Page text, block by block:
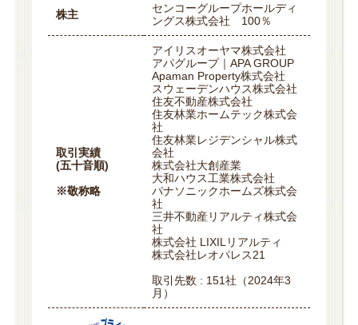
株主
センコーグループホールディ
ングス株式会社 100％
取引実績
(五十音順)
※敬称略
アイリスオーヤマ株式会社
アパグループ｜APA GROUP
Apaman Property株式会社
スウェーデンハウス株式会社
住友不動産株式会社
住友林業ホームテック株式会
社
住友林業レジデンシャル株式
会社
株式会社大創産業
大和ハウス工業株式会社
パナソニックホームズ株式会
社
三井不動産リアルティ株式会
社
株式会社 LIXILリアルティ
株式会社レオパレス21
取引先数 : 151社（2024年3
月）